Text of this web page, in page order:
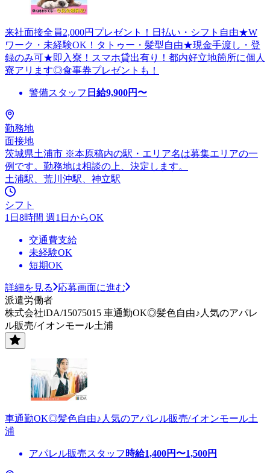
来社面接全員2,000円プレゼント！日払い・シフト自由★W
ワーク・未経験OK！タトゥー・髪型自由★現金手渡し・登
録のみ可★即入寮！スマホ貸出有り！都内好立地箇所に個人
寮アリます◎食事券プレゼントも！
警備スタッフ 日給9,900円〜
勤務地
面接地
茨城県土浦市 ※本原稿内の駅・エリア名は募集エリアの一
例です。勤務地は相談の上、決定します。
土浦駅、荒川沖駅、神立駅
シフト
1日8時間 週1日からOK
交通費支給
未経験OK
短期OK
詳細を見る
応募画面に進む
派遣労働者
株式会社iDA/15075015 車通勤OK◎髪色自由♪人気のアパレ
ル販売/イオンモール土浦
車通勤OK◎髪色自由♪人気のアパレル販売/イオンモール土
浦
アパレル販売スタッフ 時給1,400円〜1,500円